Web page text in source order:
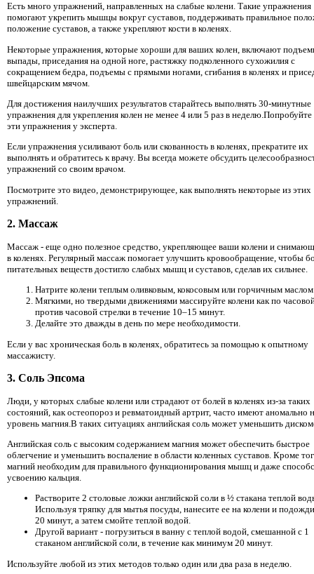
Есть много упражнений, направленных на слабые колени. Такие упражнения
помогают укрепить мышцы вокруг суставов, поддерживать правильное
положение суставов, а также укрепляют кости в коленях.
Некоторые упражнения, которые хороши для ваших колен, включают
выпады, приседания на одной ноге, растяжку подколенного сухожилия с
сокращением бедра, подъемы с прямыми ногами, сгибания в коленях и
швейцарским мячом.
Для достижения наилучших результатов старайтесь выполнять 30-минутные
упражнения для укрепления колен не менее 4 или 5 раз в неделю.Попробуйте
эти упражнения у эксперта.
Если упражнения усиливают боль или скованность в коленях, прекратите их
выполнять и обратитесь к врачу. Вы всегда можете обсудить
упражнений со своим врачом.
Посмотрите это видео, демонстрирующее, как выполнять некоторые из этих
упражнений.
2. Массаж
Массаж - еще одно полезное средство, укрепляющее ваши колени и
в коленях. Регулярный массаж помогает улучшить кровообращение, чтобы
питательных веществ достигло слабых мышц и суставов, сделав их сильнее.
Натрите колени теплым оливковым, кокосовым или горчичным
Мягкими, но твердыми движениями массируйте колени как по
против часовой стрелки в течение 10–15 минут.
Делайте это дважды в день по мере необходимости.
Если у вас хроническая боль в коленях, обратитесь за помощью к опытному
массажисту.
3. Соль Эпсома
Люди, у которых слабые колени или страдают от болей в коленях из-за таких
состояний, как остеопороз и ревматоидный артрит, часто имеют аномально
уровень магния.В таких ситуациях английская соль может уменьшить
Английская соль с высоким содержанием магния может обеспечить быстрое
облегчение и уменьшить воспаление в области коленных суставов. Кроме
магний необходим для правильного функционирования мышц и даже
усвоению кальция.
Растворите 2 столовые ложки английской соли в ½ стакана теплой
Используя тряпку для мытья посуды, нанесите ее на колени и
20 минут, а затем смойте теплой водой.
Другой вариант - погрузиться в ванну с теплой водой, смешанной с 1
стаканом английской соли, в течение как минимум 20 минут.
Используйте любой из этих методов только один или два раза в неделю.